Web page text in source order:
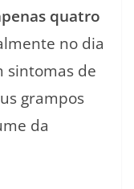
quatro
no dia
sintomas de
grampos
da